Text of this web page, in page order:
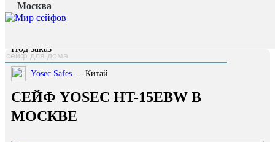
Москва
Главная страница
Каталог /
Под заказ
Yosec Safes — Китай
СЕЙФ YOSEC HT-15EBW В
МОСКВЕ